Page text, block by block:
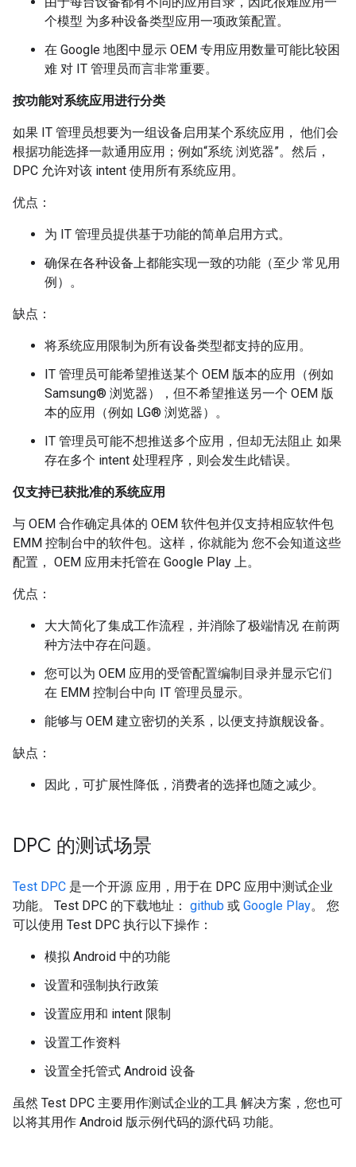
个模型 为多种设备类型应用一项政策配置。
在 Google 地图中显示 OEM 专用应用数量可能比较困
难 对 IT 管理员而言非常重要。
按功能对系统应用进行分类
如果 IT 管理员想要为一组设备启用某个系统应用， 他们会
根据功能选择一款通用应用；例如“系统 浏览器”。然后，
DPC 允许对该 intent 使用所有系统应用。
优点：
为 IT 管理员提供基于功能的简单启用方式。
确保在各种设备上都能实现一致的功能（至少 常见用
例）。
缺点：
将系统应用限制为所有设备类型都支持的应用。
IT 管理员可能希望推送某个 OEM 版本的应用（例如
Samsung® 浏览器），但不希望推送另一个 OEM 版
本的应用（例如 LG® 浏览器）。
IT 管理员可能不想推送多个应用，但却无法阻止 如果
存在多个 intent 处理程序，则会发生此错误。
仅支持已获批准的系统应用
与 OEM 合作确定具体的 OEM 软件包并仅支持相应软件包
EMM 控制台中的软件包。这样，你就能为 您不会知道这些
配置， OEM 应用未托管在 Google Play 上。
优点：
大大简化了集成工作流程，并消除了极端情况 在前两
种方法中存在问题。
您可以为 OEM 应用的受管配置编制目录并显示它们
在 EMM 控制台中向 IT 管理员显示。
能够与 OEM 建立密切的关系，以便支持旗舰设备。
缺点：
因此，可扩展性降低，消费者的选择也随之减少。
DPC 的测试场景
Test DPC 是一个开源 应用，用于在 DPC 应用中测试企业
功能。 Test DPC 的下载地址： github 或 Google Play。 您
可以使用 Test DPC 执行以下操作：
模拟 Android 中的功能
设置和强制执行政策
设置应用和 intent 限制
设置工作资料
设置全托管式 Android 设备
虽然 Test DPC 主要用作测试企业的工具 解决方案，您也可
以将其用作 Android 版示例代码的源代码 功能。